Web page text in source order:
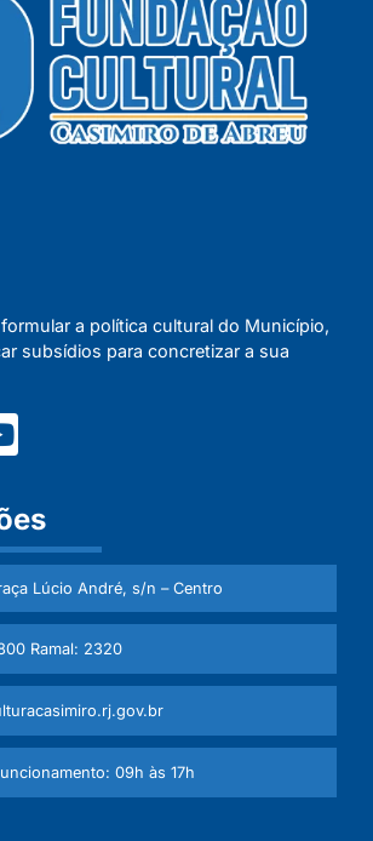
a política cultural do Município,
subsídios para concretizar a sua
Lúcio André, s/n – Centro
Ramal: 2320
09h às 17h